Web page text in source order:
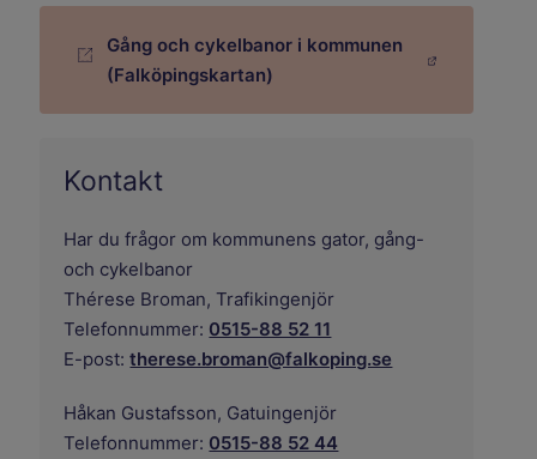
Gång och cykelbanor i kommunen
(Falköpingskartan)
Länk till annan webbplats.
Kontakt
Har du frågor om kommunens gator, gång-
och cykelbanor
Thérese Broman,Trafikingenjör
Telefonnummer: 0515-88 52 11
E-post: therese.broman@falkoping.se
Håkan Gustafsson, Gatuingenjör
Telefonnummer: 0515-88 52 44